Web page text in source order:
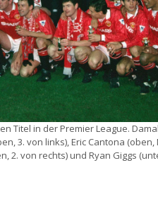
Titel in der Premier League.
3. von links), Eric Cantona (oben,
2. von rechts) und Ryan Giggs